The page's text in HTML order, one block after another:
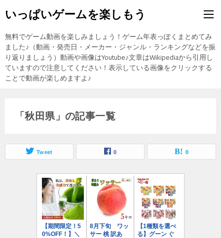
いっぱいゲームを楽しもう
無料でゲーム動画を楽しみましょう！ゲーム年表っぽくまとめてみ
ました♪（動画・発売日・メーカー・ジャンル・ランキングなどを振
り返りましょう）動画や画像はYoutube♪文章はWikipediaから引用し
ていますので注意してください！表示している画像をクリックする
ことで動画が楽しめますよ♪
「秋田県」の記事一覧
Tweet 0 0